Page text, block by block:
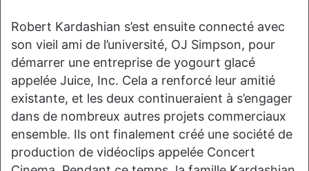
Robert Kardashian s’est ensuite connecté avec
son vieil ami de l’université, OJ Simpson, pour
démarrer une entreprise de yogourt glacé
appelée Juice, Inc. Cela a renforcé leur amitié
existante, et les deux continueraient à s’engager
dans de nombreux autres projets commerciaux
ensemble. Ils ont finalement créé une société de
production de vidéoclips appelée Concert